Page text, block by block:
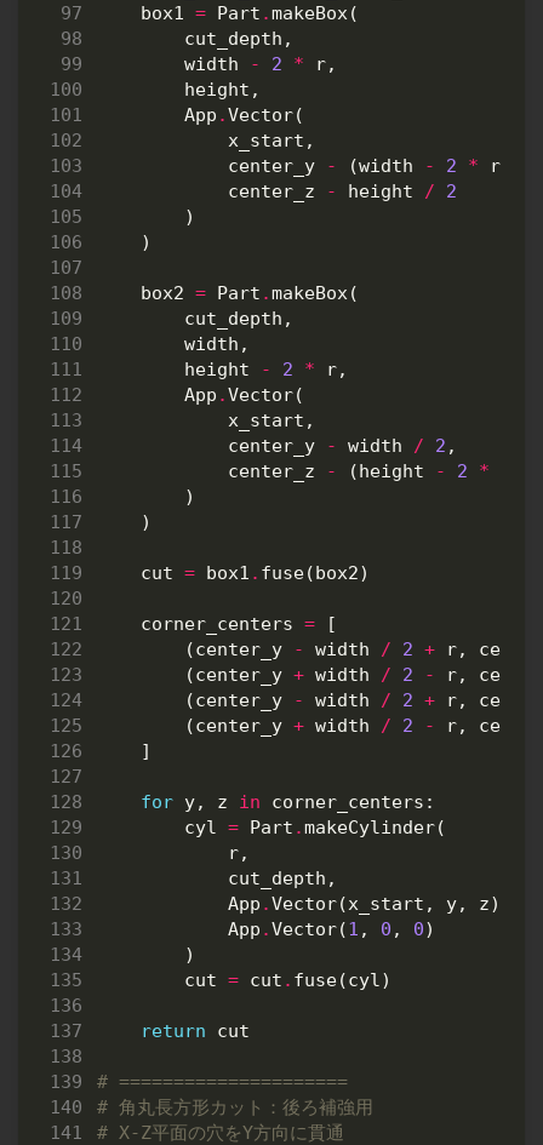
box1 = Part .makeBox(
cut_depth ,
width
- 2 * r,
height ,
App .Vector(
x_start ,
center_y
- (width - 2 * r
center_z
- height /
2
)
)
box2 = Part .makeBox(
cut_depth ,
width ,
height
- 2 * r,
App .Vector(
x_start ,
center_y
- width / 2 ,
center_z
- (height - 2 *
)
)
cut = box1 . fuse(box2)
corner_centers =
[
(center_y - width / 2 + r,
(center_y + width / 2 - r,
(center_y - width / 2 + r,
(center_y + width / 2 - r,
]
for y, z in corner_centers :
cyl = Part .makeCylinder(
r,
cut_depth ,
App .Vector(x_start , y, z),
App .Vector(1 , 0 , 0)
)
cut = cut . fuse(cyl)
return cut
# =====================
# 角丸長方形カット：後ろ補強用
# X-Z平面の穴をY方向に貫通